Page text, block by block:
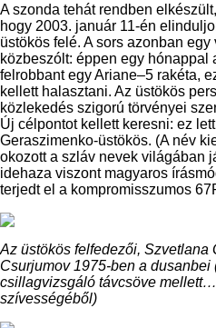
A szonda tehát rendben
hogy 2003. január 11-én
üstökös felé. A sors azonban
közbeszólt: éppen egy hónappal
felrobbant egy Ariane–5 rakéta,
kellett halasztani. Az üstökös
közlekedés szigorú törvényei
Új célpontot kellett keresni: ez
Geraszimenko-üstökös. (A név
okozott a szláv nevek világában
idehaza viszont magyaros
terjedt el a kompromisszumos
Az üstökös felfedezői, Szvetlana
Csurjumov 1975-ben a dusanbei
csillagvizsgáló távcsöve
szívességéből)